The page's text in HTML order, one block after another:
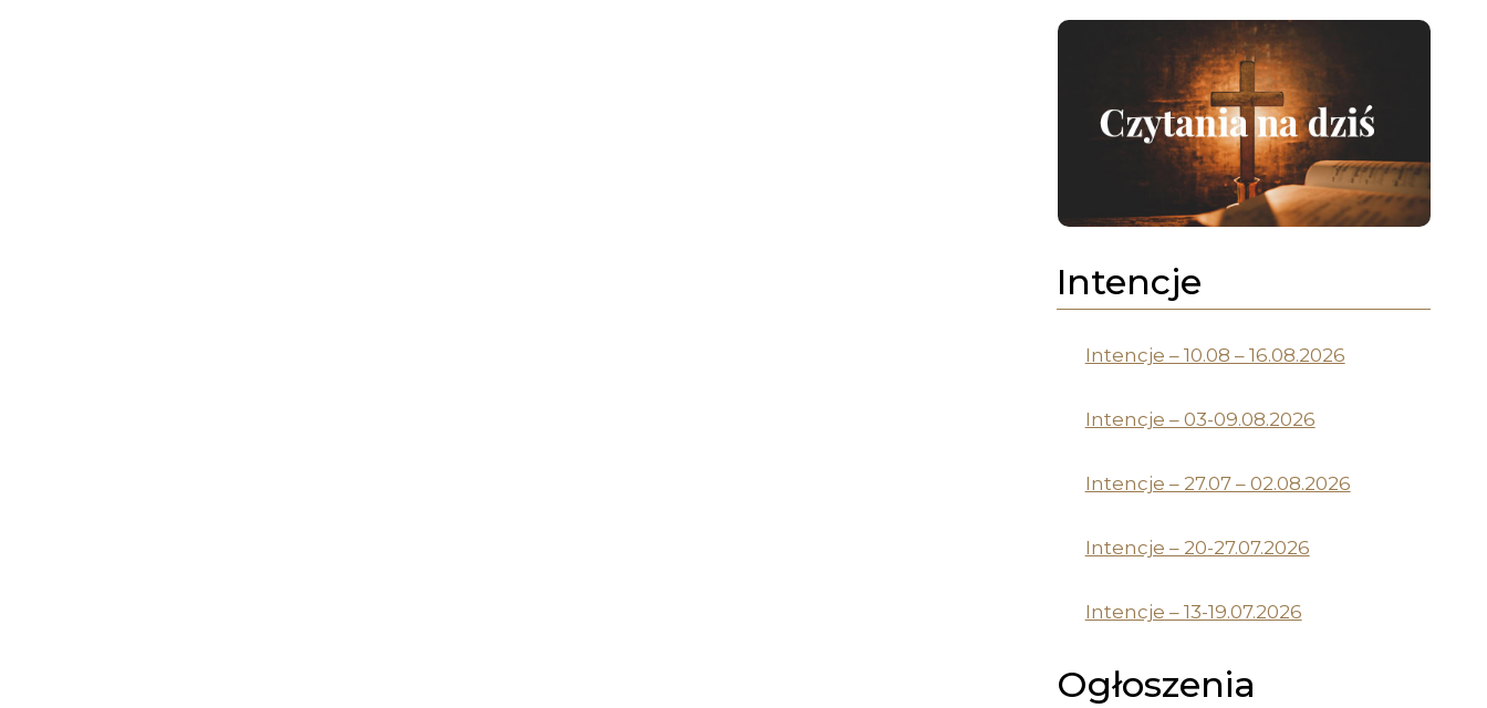
Intencje
Intencje – 10.08 – 16.08.2026
Intencje – 03-09.08.2026
Intencje – 27.07 – 02.08.2026
Intencje – 20-27.07.2026
Intencje – 13-19.07.2026
Ogłoszenia